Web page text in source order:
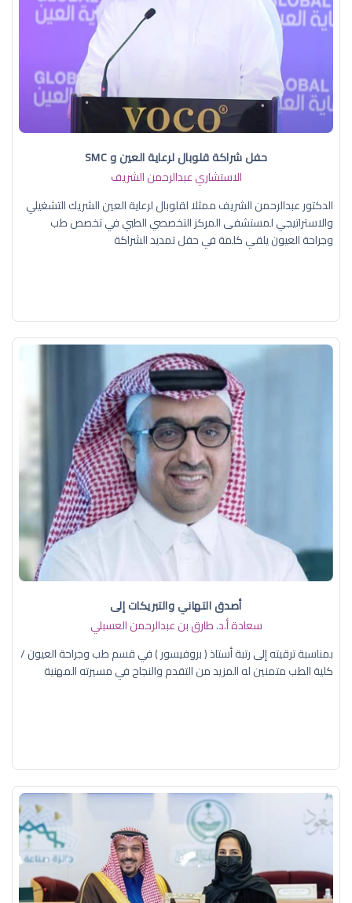
حفل شراكة قلوبال لرعاية العين و SMC
الاستشاري عبدالرحمن الشريف
الدكتور عبدالرحمن الشريف ممثلا لقلوبال لرعاية العين الشريك التشغيلي
والاستراتيجي لمستشفى المركز التخصصي الطبي في تخصص طب
وجراحة العيون يلقي كلمة في حفل تمديد الشراكة
أصدق التهاني والتبريكات إلى
سعادة أ.د. ​طارق بن عبدالرحمن العسبلي
بمناسبة ترقيته إلى رتبة أستاذ ( بروفيسور ) في قسم طب وجراحة العيون /
كلية الطب متمنين له المزيد من التقدم والنجاح في مسيرته المهنية